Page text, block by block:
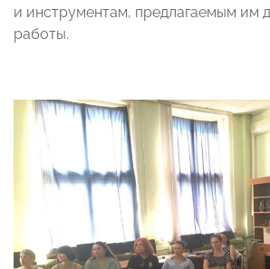
и инструментам, предлагаемым им
работы.